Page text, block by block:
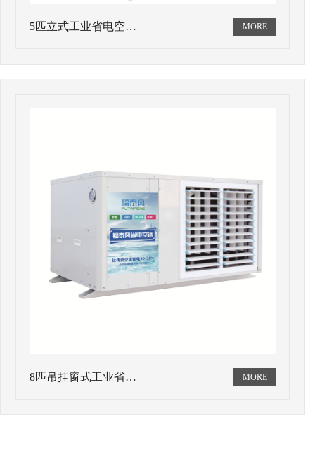
5匹立式工业省电空…
8匹吊挂窗式工业省…